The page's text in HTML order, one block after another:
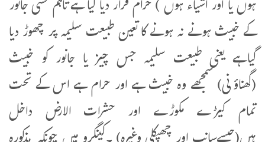
کے خبیث ہونے نہ ہونے کا تعین طبیعت سلیمہ پر چھوڑ دیا
گیاہے یعنی طبیعت سلیمہ جس چیز یا جانور کو خبیث
(گھناؤنی) سمجھے وہ خبیث ہے اور حرام ہے اس کے تحت
تمام کیڑے مکوڑے اور حشرات الارض داخل